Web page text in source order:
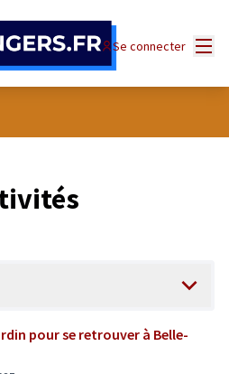
Se connecter
pour se retrouver à Belle-